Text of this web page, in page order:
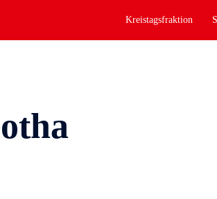
Kreistagsfraktion